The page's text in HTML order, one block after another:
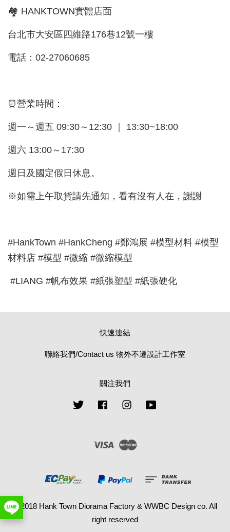
🏘 HANKTOWN實體店面
台北市大安區四維路176巷12號一樓
電話：02-27060685
⏰營業時間：
週一～週五 09:30～12:30 ｜ 13:30~18:00
週六 13:00～17:30
週日及國定假日休息。
※如需上午取貨請先通知，看有沒有人在，謝謝
#HankTown #HankCheng #鄭鴻展 #模型材料 #模型
材料店 #模型 #微縮 #微縮模型
#LIANG #帆布效果 #紙張塑型 #紙張硬化
快速連結
聯絡我們/Contact us 物外不遷設計工作室
關注我們
Twitter FacebookInstagram
Visa
© 2018 Hank Town Diorama Factory & WWBC Design co. All
right reserved